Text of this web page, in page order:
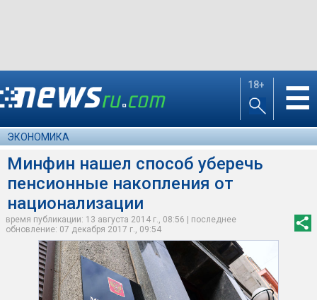
18+ ☰
ЭКОНОМИКА
Минфин нашел способ уберечь
пенсионные накопления от
национализации
время публикации: 13 августа 2014 г., 08:56 | последнее
обновление: 07 декабря 2017 г., 09:54